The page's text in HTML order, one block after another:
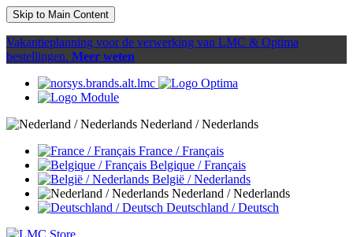
Skip to Main Content
Vakantieplanning voor de verwerking van LMC & Optima
bestellingen. Meer weten
Nederland / Nederlands
France / Français
Belgique / Français
België / Nederlands
Nederland / Nederlands
Deutschland / Deutsch